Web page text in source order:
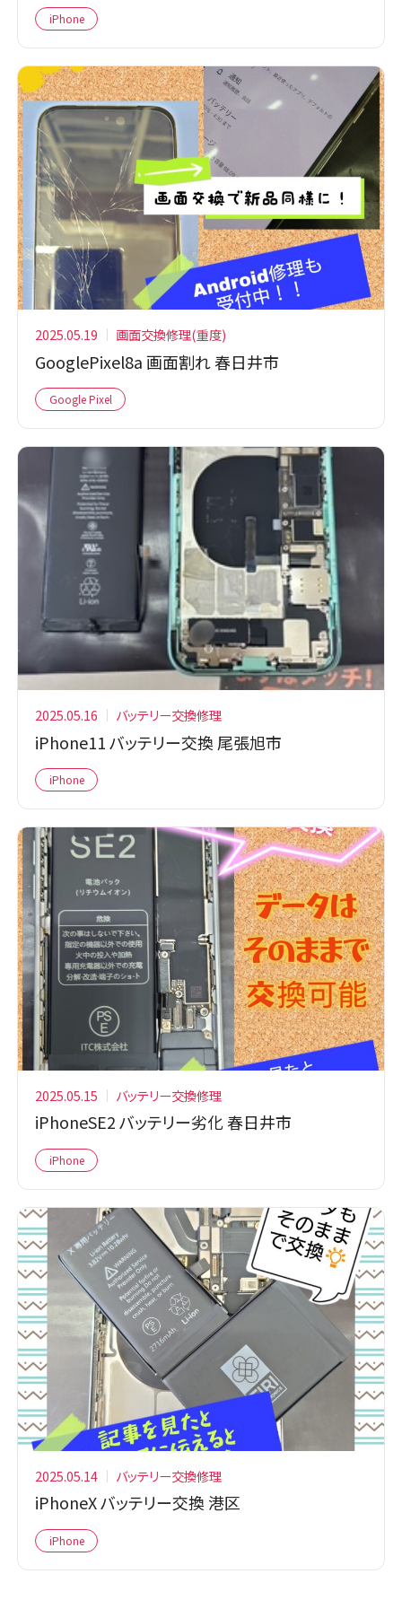
iPhone
2025.05.19 画面交換修理(重度)
GooglePixel8a 画面割れ 春日井市
Google Pixel
2025.05.16 バッテリー交換修理
iPhone11 バッテリー交換 尾張旭市
iPhone
2025.05.15 バッテリー交換修理
iPhoneSE2 バッテリー劣化 春日井市
iPhone
2025.05.14 バッテリー交換修理
iPhoneX バッテリー交換 港区
iPhone